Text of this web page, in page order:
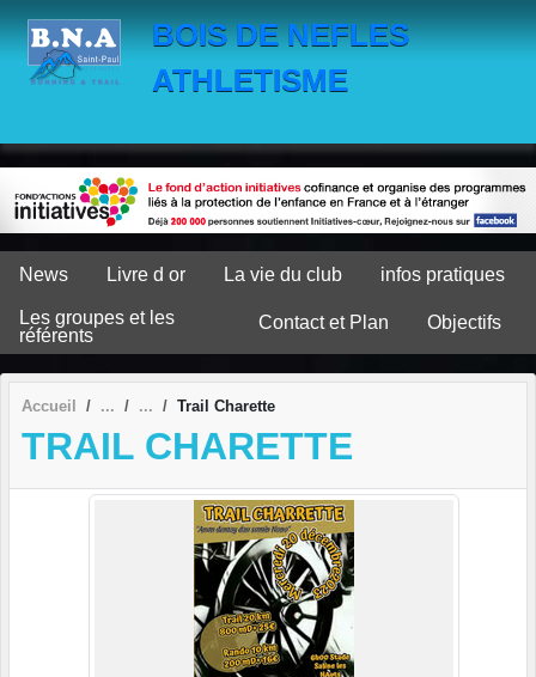
BOIS DE NEFLES
ATHLETISME
News Livre d or La vie du club infos pratiques
Les groupes et les
référents
Contact et Plan Objectifs
Accueil Trail Charette
TRAIL CHARETTE